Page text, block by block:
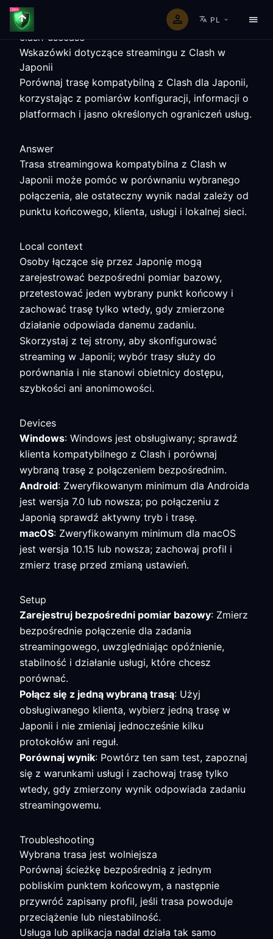
PL
clash-usecase
Wskazówki dotyczące streamingu z Clash w
Japonii
Porównaj trasę kompatybilną z Clash dla Japonii,
korzystając z pomiarów konfiguracji, informacji o
platformach i jasno określonych ograniczeń usług.
Answer
Trasa streamingowa kompatybilna z Clash w
Japonii może pomóc w porównaniu wybranego
połączenia, ale ostateczny wynik nadal zależy od
punktu końcowego, klienta, usługi i lokalnej sieci.
Local context
Osoby łączące się przez Japonię mogą
zarejestrować bezpośredni pomiar bazowy,
przetestować jeden wybrany punkt końcowy i
zachować trasę tylko wtedy, gdy zmierzone
działanie odpowiada danemu zadaniu.
Skorzystaj z tej strony, aby skonfigurować
streaming w Japonii; wybór trasy służy do
porównania i nie stanowi obietnicy dostępu,
szybkości ani anonimowości.
Devices
Windows: Windows jest obsługiwany; sprawdź
klienta kompatybilnego z Clash i porównaj
wybraną trasę z połączeniem bezpośrednim.
Android: Zweryfikowanym minimum dla Androida
jest wersja 7.0 lub nowsza; po połączeniu z
Japonią sprawdź aktywny tryb i trasę.
macOS: Zweryfikowanym minimum dla macOS
jest wersja 10.15 lub nowsza; zachowaj profil i
zmierz trasę przed zmianą ustawień.
Setup
Zarejestruj bezpośredni pomiar bazowy: Zmierz
bezpośrednie połączenie dla zadania
streamingowego, uwzględniając opóźnienie,
stabilność i działanie usługi, które chcesz
porównać.
Połącz się z jedną wybraną trasą: Użyj
obsługiwanego klienta, wybierz jedną trasę w
Japonii i nie zmieniaj jednocześnie kilku
protokołów ani reguł.
Porównaj wynik: Powtórz ten sam test, zapoznaj
się z warunkami usługi i zachowaj trasę tylko
wtedy, gdy zmierzony wynik odpowiada zadaniu
streamingowemu.
Troubleshooting
Wybrana trasa jest wolniejsza
Porównaj ścieżkę bezpośrednią z jednym
pobliskim punktem końcowym, a następnie
przywróć zapisany profil, jeśli trasa powoduje
przeciążenie lub niestabilność.
Usługa lub aplikacja nadal działa tak samo